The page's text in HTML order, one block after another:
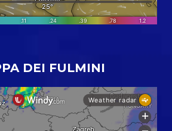
DEI FULMINI